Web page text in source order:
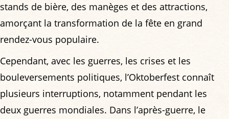
stands de bière, des manèges et des attractions,
amorçant la transformation de la fête en grand
rendez-vous populaire.
Cependant, avec les guerres, les crises et les
bouleversements politiques, l’Oktoberfest connaît
plusieurs interruptions, notamment pendant les
deux guerres mondiales. Dans l’après-guerre, le